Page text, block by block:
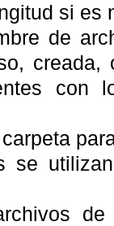
si es
de
con
se